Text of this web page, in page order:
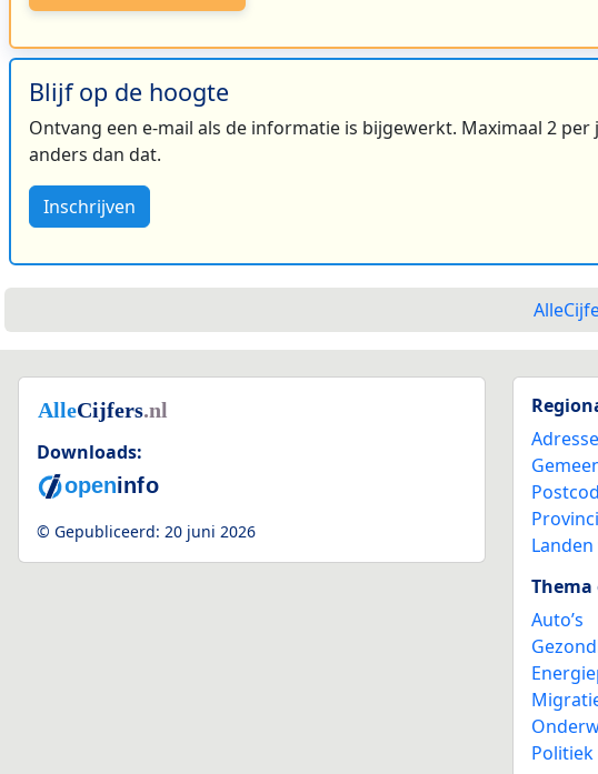
Blijf op de hoogte
Ontvang een e-mail als de informatie is bijgewerkt. Maximaal 2 per
anders dan dat.
Inschrijven
Downloads:
© Gepubliceerd: 20 juni 2026
Auto’s